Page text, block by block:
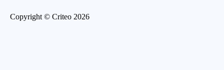
Copyright © Criteo 2026